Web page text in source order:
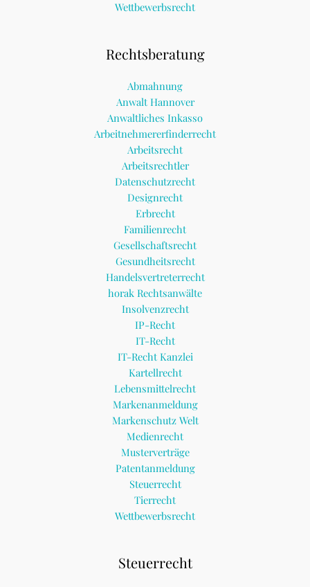
Wettbewerbsrecht
Rechtsberatung
Abmahnung
Anwalt Hannover
Anwaltliches Inkasso
Arbeitnehmererfinderrecht
Arbeitsrecht
Arbeitsrechtler
Datenschutzrecht
Designrecht
Erbrecht
Familienrecht
Gesellschaftsrecht
Gesundheitsrecht
Handelsvertreterrecht
horak Rechtsanwälte
Insolvenzrecht
IP-Recht
IT-Recht
IT-Recht Kanzlei
Kartellrecht
Lebensmittelrecht
Markenanmeldung
Markenschutz Welt
Medienrecht
Musterverträge
Patentanmeldung
Steuerrecht
Tierrecht
Wettbewerbsrecht
Steuerrecht